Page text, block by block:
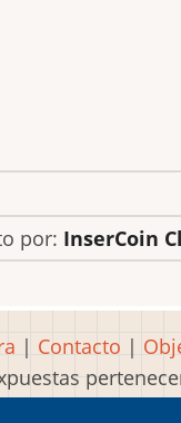
por: InserCoin
| Contacto |